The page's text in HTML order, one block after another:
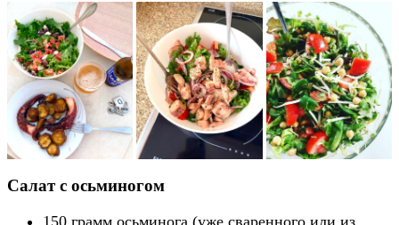
Салат с осьминогом
150 грамм осьминога (уже сваренного или из